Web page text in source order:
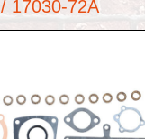
17030-72A